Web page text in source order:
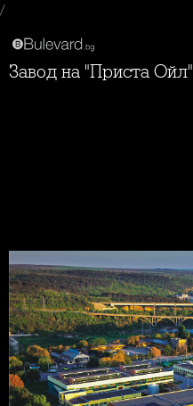
/
Завод на "Приста Ойл"